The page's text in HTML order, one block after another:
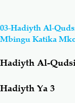
Aqiydah
Shirki & Kufru
Salaf Wa
03-Hadiyth Al-
Mbingu Katika
Hadiyth Al-
Hadiyth Ya 3